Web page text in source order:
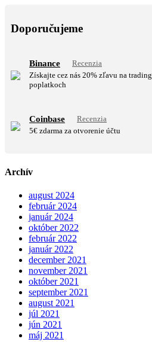
Doporučujeme
Binance
Recenzia
Získajte cez nás 20% zľavu na trading
poplatkoch
Coinbase
Recenzia
5€ zdarma za otvorenie účtu
Archív
august 2024
február 2024
január 2024
október 2022
február 2022
január 2022
december 2021
november 2021
október 2021
september 2021
august 2021
júl 2021
jún 2021
máj 2021